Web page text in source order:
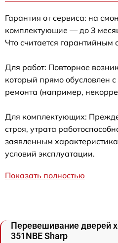
Гарантия от сервиса: на
комплектующие — до 3
Что считается гарантийным
Для работ: Повторное
который прямо обусловлен
ремонта (например,
Для комплектующих:
строя, утрата
заявленным
условий эксплуатации.
Показать полностью
Перевешивание дверей
351NBE Sharp